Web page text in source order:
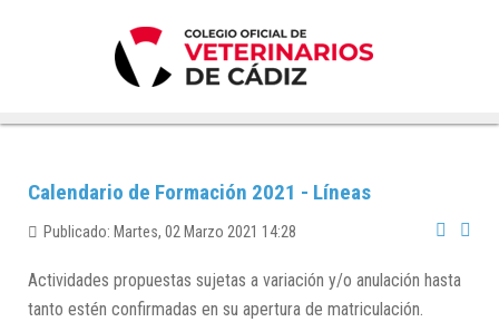
Calendario de Formación 2021 - Líneas
Publicado: Martes, 02 Marzo 2021 14:28
Actividades propuestas sujetas a variación y/o anulación hasta
tanto estén confirmadas en su apertura de matriculación.